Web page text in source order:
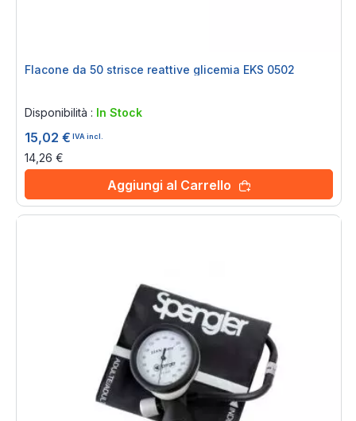
Flacone da 50 strisce reattive glicemia EKS 0502
Disponibilità : In Stock
15,02 € IVA incl.
14,26 €
Aggiungi al Carrello